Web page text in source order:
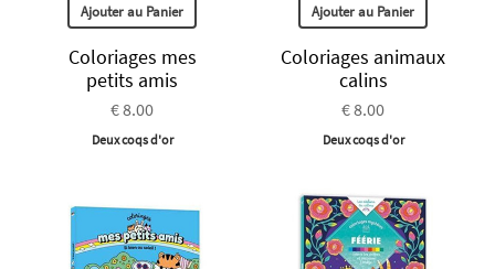
Ajouter au Panier
Coloriages mes
petits amis
€ 8.00
Deux coqs d'or
Ajouter au Panier
Coloriages animaux
calins
€ 8.00
Deux coqs d'or